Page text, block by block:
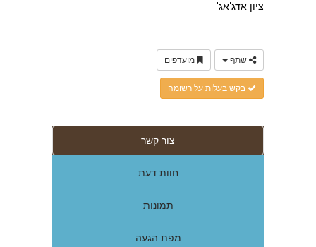
ציון אדג'אג'
שתף מועדפים
בקש בעלות על רשומה
צור קשר
חוות דעת
תמונות
מפת הגעה